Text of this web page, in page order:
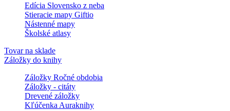
Edícia Slovensko z neba
Stieracie mapy Giftio
Nástenné mapy
Školské atlasy
Tovar na sklade
Záložky do knihy
Záložky Ročné obdobia
Záložky - citáty
Drevené záložky
Kľúčenka Auraknihy